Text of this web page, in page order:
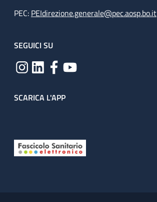
PEC: PEIdirezione.generale@pec.aosp.bo.it
SEGUICI SU
SCARICA L'APP